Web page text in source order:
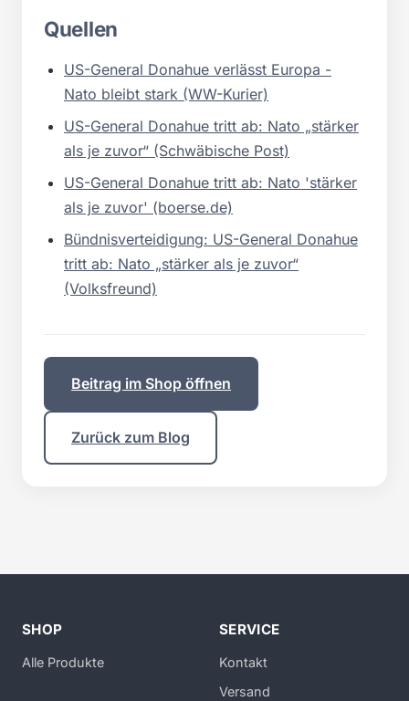
Quellen
US-General Donahue verlässt Europa -
Nato bleibt stark (WW-Kurier)
US-General Donahue tritt ab: Nato „stärker
als je zuvor“ (Schwäbische Post)
US-General Donahue tritt ab: Nato 'stärker
als je zuvor' (boerse.de)
Bündnisverteidigung: US-General Donahue
tritt ab: Nato „stärker als je zuvor“
(Volksfreund)
Beitrag im Shop öffnen
Zurück zum Blog
SHOP
Alle Produkte
SERVICE
Kontakt
Versand